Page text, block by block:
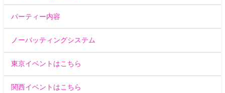
パーティー内容
ノーバッティングシステム
東京イベントはこちら
関西イベントはこちら